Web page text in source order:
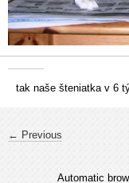
tak naše šteniatka v 6
← Previous
Automatic